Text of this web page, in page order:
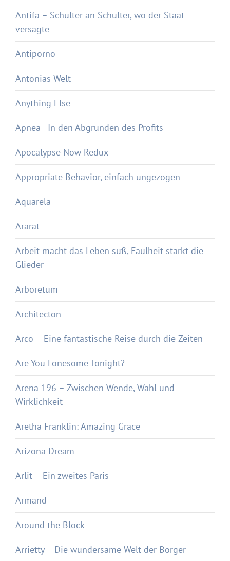
Antifa – Schulter an Schulter, wo der Staat
versagte
Antiporno
Antonias Welt
Anything Else
Apnea - In den Abgründen des Profits
Apocalypse Now Redux
Appropriate Behavior, einfach ungezogen
Aquarela
Ararat
Arbeit macht das Leben süß, Faulheit stärkt die
Glieder
Arboretum
Architecton
Arco – Eine fantastische Reise durch die Zeiten
Are You Lonesome Tonight?
Arena 196 – Zwischen Wende, Wahl und
Wirklichkeit
Aretha Franklin: Amazing Grace
Arizona Dream
Arlit – Ein zweites Paris
Armand
Around the Block
Arrietty – Die wundersame Welt der Borger